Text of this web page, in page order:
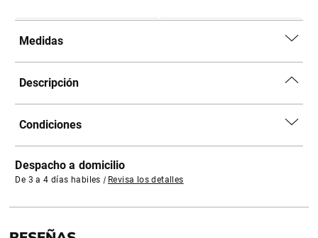
Medidas
Descripción
Condiciones
Despacho a domicilio
De 3 a 4 días habiles | Revisa los detalles